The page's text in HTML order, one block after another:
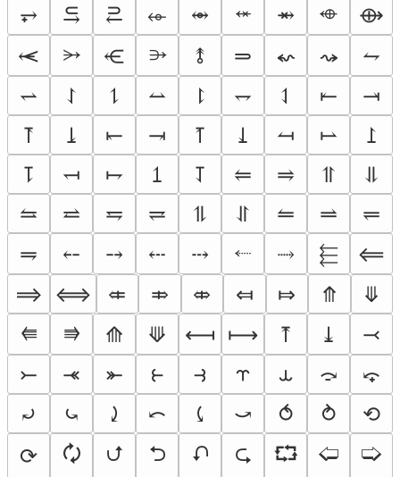
⥅
⥹ ⥻ ⬰ ⥈ ⬾ ⥇ ⬲
⟴
⥷
⭃ ⥺ ⭄ ⥉ ⥰ ⬿ ⤳
⥊
⥋
⥌ ⥍ ⥎ ⥏ ⥐ ⥑ ⥒
⥓
⥔
⥕ ⥖ ⥗ ⥘ ⥙ ⥚ ⥛
⥜
⥝
⥞ ⥟ ⥠ ⥡ ⥢ ⥤ ⥣
⥥
⥦
⥨ ⥧ ⥩ ⥮ ⥯ ⥪ ⥬
⥫
⥭
⤌ ⤍ ⤎ ⤏ ⬸ ⤑ ⬱
⟸
⟹ ⟺ ⤂ ⤃ ⤄ ⤆ ⤇ ⤊
⤋
⭅
⭆ ⟰ ⟱ ⟻ ⟼ ⤒ ⤓
⤙
⤚
⤛ ⤜ ⥼ ⥽ ⥾ ⥿ ⤼
⤽
⤾
⤿ ⤸ ⤺ ⤹ ⤻ ⥀ ⥁
⟲
⟳
🗘 ⮍ ⮌ ⮏ ⮎ ⮔ 🢠 🢡